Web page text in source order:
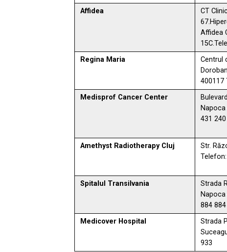
Affidea
CT
Affidea
Regina Maria
Centrul
400117
Medisprof Cancer Center
431 240
Amethyst Radiotherapy Cluj
Str.
Spitalul Transilvania
Strada
884 884
Medicover Hospital
Strada
933